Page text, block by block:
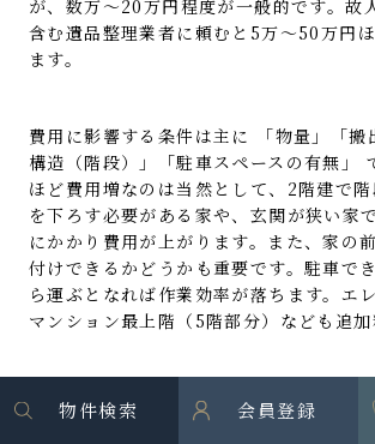
が、数万～20万円程度が一般的です。故
含む遺品整理業者に頼むと5万～50万円
ます。
費用に影響する条件は主に 「物量」「搬
構造（階段）」「駐車スペースの有無」
ほど費用増なのは当然として、2階建で
を下ろす必要がある家や、玄関が狭い家
にかかり費用が上がります。また、家の
付けできるかどうかも重要です。駐車で
ら運ぶとなれば作業効率が落ちます。エ
マンション最上階（5階部分）なども追加
さらに、処分する中に特殊な大型品（ピ
家電など）があると費用が跳ね上がりま
物件検索 会員登録